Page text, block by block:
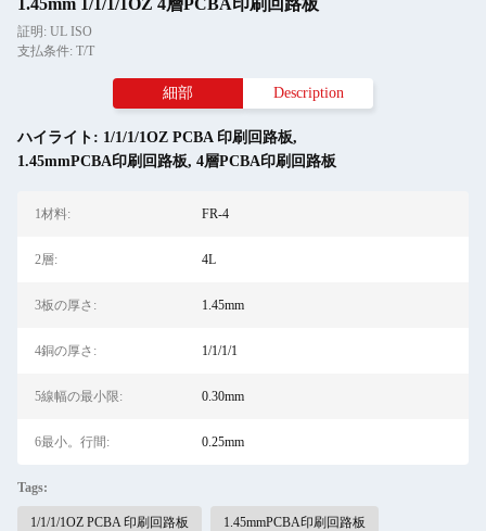
1.45mm 1/1/1/1OZ 4層PCBA印刷回路板
証明: UL ISO
支払条件: T/T
細部 Description
ハイライト: 1/1/1/1OZ PCBA 印刷回路板,
1.45mmPCBA印刷回路板, 4層PCBA印刷回路板
1材料: FR-4
2層: 4L
3板の厚さ: 1.45mm
4銅の厚さ: 1/1/1/1
5線幅の最小限: 0.30mm
6最小。行間: 0.25mm
Tags:
1/1/1/1OZ PCBA 印刷回路板 1.45mmPCBA印刷回路板